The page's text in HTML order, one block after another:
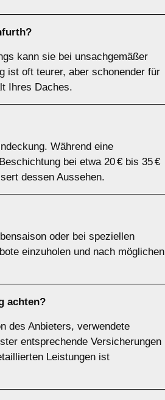
kann sie bei unsachgemäßer
ist oft teurer, aber schonender für
Ihres Daches.
Während eine
bei etwa 20 € bis 35 €
dessen Aussehen.
oder bei speziellen
einzuholen und nach möglichen
achten?
des Anbieters, verwendete
entsprechende Versicherungen
Leistungen ist